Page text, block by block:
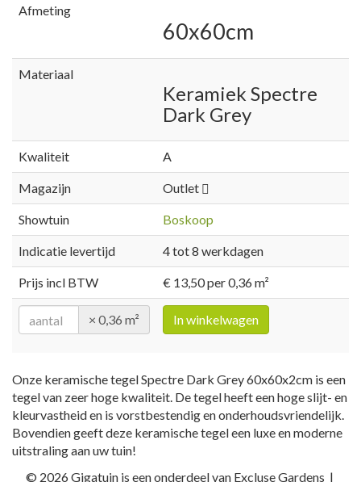
Afmeting
60x60cm
Materiaal
Keramiek Spectre
Dark Grey
Kwaliteit A
Magazijn Outlet
Showtuin Boskoop
Indicatie levertijd 4 tot 8 werkdagen
Prijs incl BTW € 13,50 per 0,36 m²
× 0,36 m² In winkelwagen
Onze keramische tegel Spectre Dark Grey 60x60x2cm is een
tegel van zeer hoge kwaliteit. De tegel heeft een hoge slijt- en
kleurvastheid en is vorstbestendig en onderhoudsvriendelijk.
Bovendien geeft deze keramische tegel een luxe en moderne
uitstraling aan uw tuin!
© 2026 Gigatuin is een onderdeel van Excluse Gardens |